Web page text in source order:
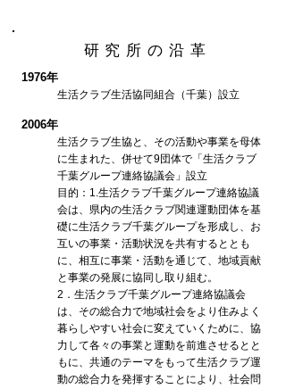
研究所の沿革
1976年
生活クラブ生活協同組合（千葉）設立
2006年
生活クラブ生協と、その活動や事業を母体
に生まれた、併せて9団体で「生活クラブ
千葉グループ連絡協議会」設立
目的：1.生活クラブ千葉グループ連絡協議
会は、県内の生活クラブ関連運動団体を基
礎に生活クラブ千葉グループを形成し、お
互いの事業・活動状況を共有するととも
に、相互に事業・活動を通じて、地域貢献
と事業の発展に協同し取り組む。
2．生活クラブ千葉グループ連絡協議会
は、その総合力で地域社会をより住みよく
暮らしやすい社会に変えていくために、協
力して各々の事業と運動を前進させるとと
もに、共通のテーマをもって生活クラブ運
動の総合力を発揮することにより、社会問